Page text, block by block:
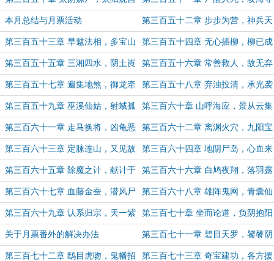
（5K字奉上，求月票支持，快过期
啦~）
岛（5K字奉上，最后一天啦，求月
票~）
本月总结与月票活动 第三百五十二章 步步为营，神兵天
降（5.6K字奉上，月初求月票支持
~）
第三百五十三章 旱魃法相，多宝山
人（月初求月票支持~）
第三百五十四章 无心插柳，柳已成
荫
第三百五十五章 三湘四水，阴土崀
山（5.6K字，月初求月票支持~）
第三百五十六章 常善救人，故无弃
人（5.2K字，月初求月票支持~）
第三百五十七章 遍集地煞，御龙牵
车（5.4K字，月初求月票支持~）
第三百五十八章 弃浊投清，承光袭
明
第三百五十九章 巫溪仙姑，射蜮孤
种（5.1K字，月初求月票支持~）
第三百六十章 山呼海应，景从云集
（5K字，月初求月票支持~）
第三百六十一章 走马换将，凶龟恶
虺
第三百六十二章 离渊火穴，九阳宝
链（5.2K字奉上，求月票支持~）
第三百六十三章 定脉连山，又见故
人
第三百六十四章 地阴尸岛，心血来
潮（5K字奉上，求月票支持~）
第三百六十五章 除魔之计，献计于
魔（5.2K字，求月票支持~）
第三百六十六章 白鸠夜翔，落羽露
骨
第三百六十七章 血藤金蚕，潜风尸
蝉
第三百六十八章 雄阵鬼网，青囊仙
子
第三百六十九章 认系归宗，天一紫
峒
第三百七十章 坐而论道，负阴抱阳
关于月票番外的解决办法 第三百七十一章 碧目天罗，饕餮阴
幡
第三百七十二章 鸱目虎吻，鬼幡招 第三百七十三章 奇宝建功，各方援